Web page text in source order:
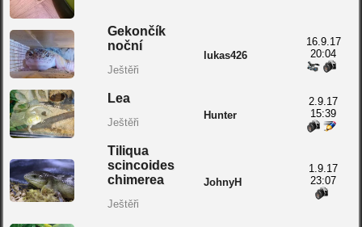
Gekončík
noční
Ještěři
lukas426
16.9.17
20:04
Lea
Ještěři
Hunter
2.9.17
15:39
Tiliqua
scincoides
chimerea
Ještěři
JohnyH
1.9.17
23:07